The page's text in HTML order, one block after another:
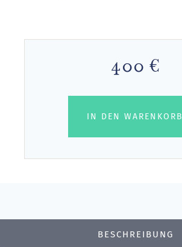
400 €
IN DEN WARENKORB
BESCHREIBUNG